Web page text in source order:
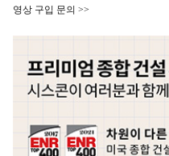
영상 구입 문의 >>